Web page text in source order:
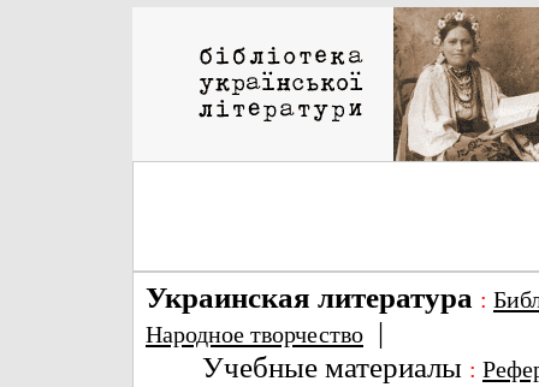
Украинская литература :
Народное творчество |
Учебные материалы :